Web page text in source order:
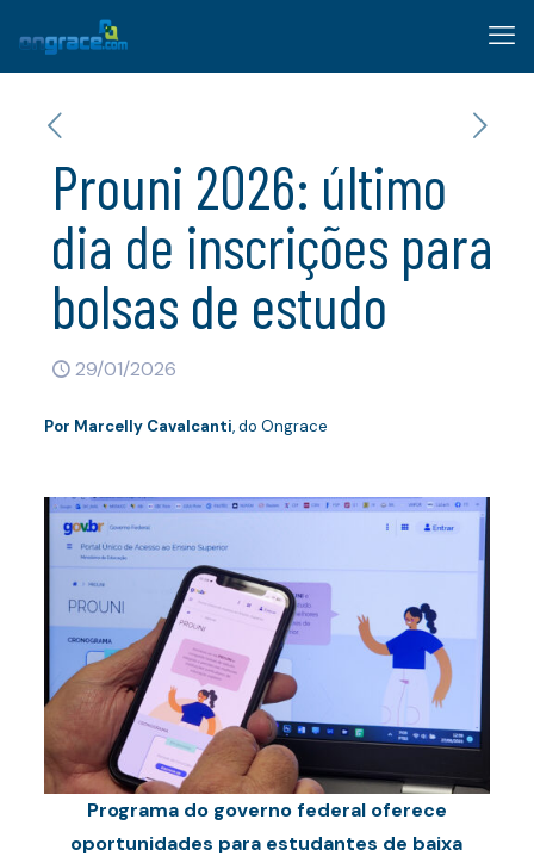
Prouni 2026: último
dia de inscrições para
bolsas de estudo
29/01/2026
Por Marcelly Cavalcanti, do Ongrace
Programa do governo federal oferece
oportunidades para estudantes de baixa